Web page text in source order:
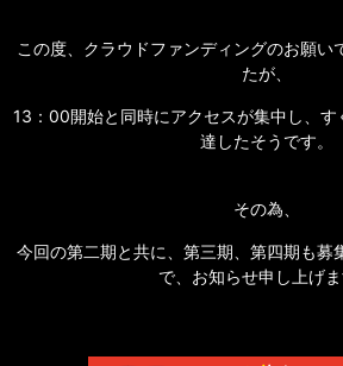
この度、クラウドファンディングのお願い
たが、
13：00開始と同時にアクセスが集中し、す
達したそうです。
その為、
今回の第二期と共に、第三期、第四期も募
で、お知らせ申し上げま